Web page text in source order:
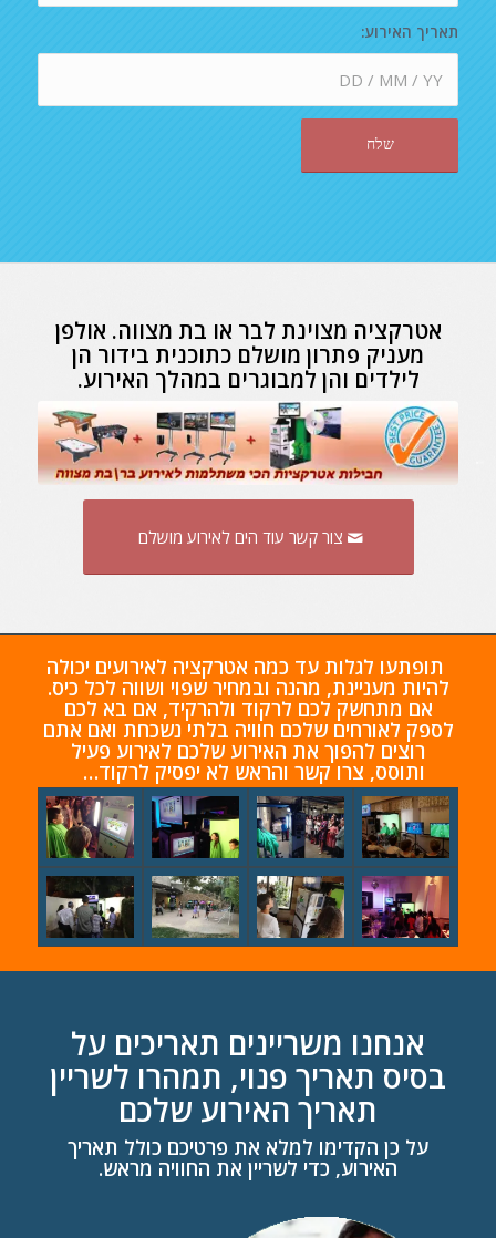
תאריך האירוע:
אטרקציה מצוינת לבר או בת מצווה. אולפן
מעניק פתרון מושלם כתוכנית בידור הן
לילדים והן למבוגרים במהלך האירוע.
צור קשר עוד הים לאירוע מושלם
תופתעו לגלות עד כמה אטרקציה לאירועים יכולה
להיות מעניינת, מהנה ובמחיר שפוי ושווה לכל כיס.
אם מתחשק לכם לרקוד ולהרקיד, אם בא לכם
לספק לאורחים שלכם חוויה בלתי נשכחת ואם אתם
רוצים להפוך את האירוע שלכם לאירוע פעיל
ותוסס, צרו קשר והראש לא יפסיק לרקוד…
אנחנו משריינים תאריכים על
בסיס תאריך פנוי, תמהרו לשריין
תאריך האירוע שלכם
על כן הקדימו למלא את פרטיכם כולל תאריך
האירוע, כדי לשריין את החוויה מראש.